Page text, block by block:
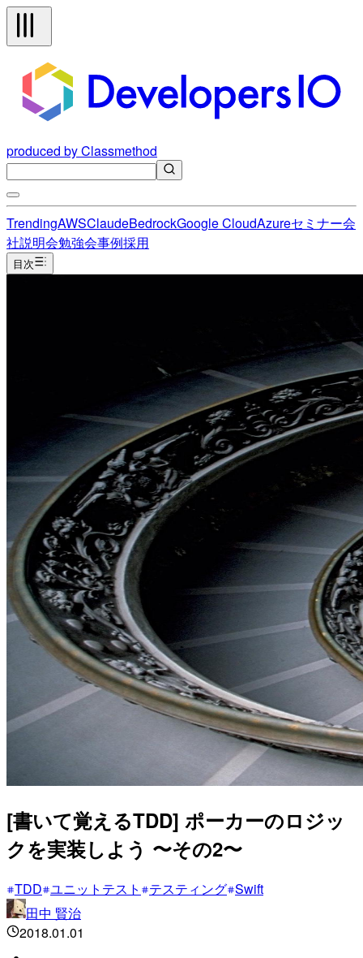
produced by Classmethod
TrendingAWSClaudeBedrockGoogle CloudAzureセミナー会
社説明会勉強会事例採用
目次
[書いて覚えるTDD] ポーカーのロジッ
クを実装しよう 〜その2〜
TDD ユニットテスト テスティング Swift
田中 賢治
2018.01.01